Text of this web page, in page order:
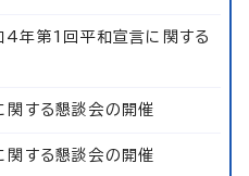
第1回平和宣言に関する
する懇談会の開催
する懇談会の開催